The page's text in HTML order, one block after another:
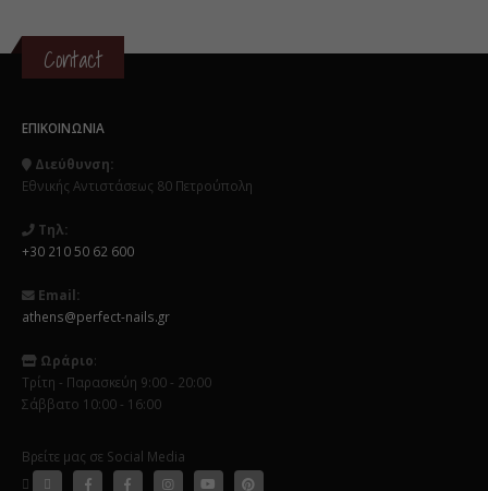
Contact
ΕΠΙΚΟΙΝΩΝΊΑ
Διεύθυνση:
Εθνικής Αντιστάσεως 80 Πετρούπολη
Τηλ:
+30 210 50 62 600
Email:
athens@perfect-nails.gr
Ωράριο:
Τρίτη - Παρασκεύη 9:00 - 20:00
Σάββατο 10:00 - 16:00
Βρείτε μας σε Social Media